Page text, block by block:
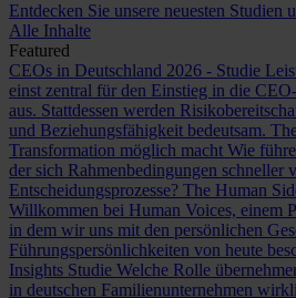
Entdecken Sie unsere neuesten Studien
Alle Inhalte
Featured
CEOs in Deutschland 2026 - Studie
einst zentral für den Einstieg in die
aus. Stattdessen werden
und Beziehungsfähigkeit bedeutsam.
Transformation möglich macht Wie
der sich Rahmenbedingungen schneller
Entscheidungsprozesse? The Human
Willkommen bei Human Voices, einem
in dem wir uns mit den persönlichen
Führungspersönlichkeiten von heute
Insights Studie Welche Rolle
in deutschen Familienunternehmen